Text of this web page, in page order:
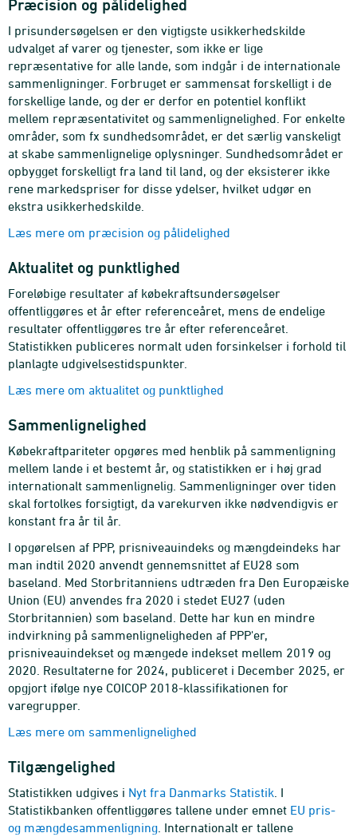
Præcision og pålidelighed
I prisundersøgelsen er den vigtigste usikkerhedskilde
udvalget af varer og tjenester, som ikke er lige
repræsentative for alle lande, som indgår i de internationale
sammenligninger. Forbruget er sammensat forskelligt i de
forskellige lande, og der er derfor en potentiel konflikt
mellem repræsentativitet og sammenlignelighed. For enkelte
områder, som fx sundhedsområdet, er det særlig vanskeligt
at skabe sammenlignelige oplysninger. Sundhedsområdet er
opbygget forskelligt fra land til land, og der eksisterer ikke
rene markedspriser for disse ydelser, hvilket udgør en
ekstra usikkerhedskilde.
Læs mere om præcision og pålidelighed
Aktualitet og punktlighed
Foreløbige resultater af købekraftsundersøgelser
offentliggøres et år efter referenceåret, mens de endelige
resultater offentliggøres tre år efter referenceåret.
Statistikken publiceres normalt uden forsinkelser i forhold til
planlagte udgivelsestidspunkter.
Læs mere om aktualitet og punktlighed
Sammenlignelighed
Købekraftpariteter opgøres med henblik på sammenligning
mellem lande i et bestemt år, og statistikken er i høj grad
internationalt sammenlignelig. Sammenligninger over tiden
skal fortolkes forsigtigt, da varekurven ikke nødvendigvis er
konstant fra år til år.
I opgørelsen af PPP, prisniveauindeks og mængdeindeks har
man indtil 2020 anvendt gennemsnittet af EU28 som
baseland. Med Storbritanniens udtræden fra Den Europæiske
Union (EU) anvendes fra 2020 i stedet EU27 (uden
Storbritannien) som baseland. Dette har kun en mindre
indvirkning på sammenligneligheden af PPP'er,
prisniveauindekset og mængede indekset mellem 2019 og
2020. Resultaterne for 2024, publiceret i December 2025, er
opgjort ifølge nye COICOP 2018-klassifikationen for
varegrupper.
Læs mere om sammenlignelighed
Tilgængelighed
Statistikken udgives i Nyt fra Danmarks Statistik . I
Statistikbanken offentliggøres tallene under emnet EU pris-
og mængdesammenligning . Internationalt er tallene